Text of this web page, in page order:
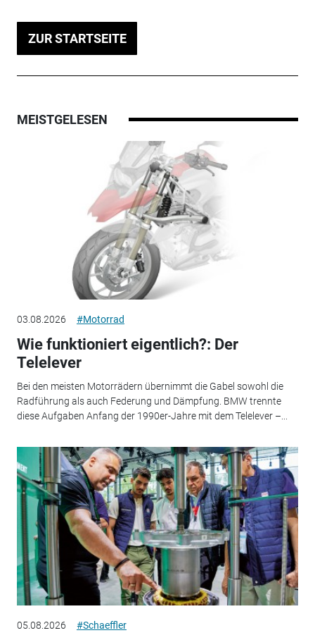
ZUR STARTSEITE
MEISTGELESEN
03.08.2026 #Motorrad
Wie funktioniert eigentlich?: Der
Telelever
Bei den meisten Motorrädern übernimmt die Gabel sowohl die
Radführung als auch Federung und Dämpfung. BMW trennte
diese Aufgaben Anfang der 1990er-Jahre mit dem Telelever –...
05.08.2026 #Schaeffler